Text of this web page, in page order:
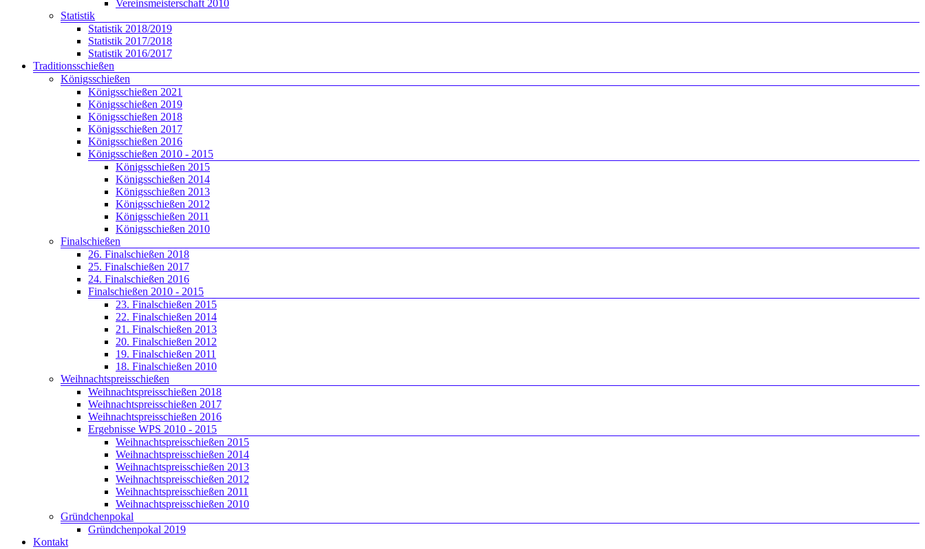
Vereinsmeisterschaft 2010
Statistik
Statistik 2018/2019
Statistik 2017/2018
Statistik 2016/2017
Traditionsschießen
Königsschießen
Königsschießen 2021
Königsschießen 2019
Königsschießen 2018
Königsschießen 2017
Königsschießen 2016
Königsschießen 2010 - 2015
Königsschießen 2015
Königsschießen 2014
Königsschießen 2013
Königsschießen 2012
Königsschießen 2011
Königsschießen 2010
Finalschießen
26. Finalschießen 2018
25. Finalschießen 2017
24. Finalschießen 2016
Finalschießen 2010 - 2015
23. Finalschießen 2015
22. Finalschießen 2014
21. Finalschießen 2013
20. Finalschießen 2012
19. Finalschießen 2011
18. Finalschießen 2010
Weihnachtspreisschießen
Weihnachtspreisschießen 2018
Weihnachtspreisschießen 2017
Weihnachtspreisschießen 2016
Ergebnisse WPS 2010 - 2015
Weihnachtspreisschießen 2015
Weihnachtspreisschießen 2014
Weihnachtspreisschießen 2013
Weihnachtspreisschießen 2012
Weihnachtspreisschießen 2011
Weihnachtspreisschießen 2010
Gründchenpokal
Gründchenpokal 2019
Kontakt